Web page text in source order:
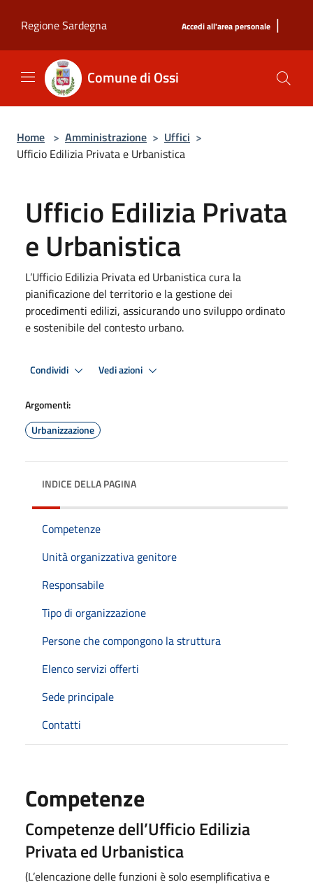
Regione Sardegna
Accedi all'area personale |
Comune di Ossi
Home > Amministrazione > Uffici >
Ufficio Edilizia Privata e Urbanistica
Ufficio Edilizia Privata
e Urbanistica
L’Ufficio Edilizia Privata ed Urbanistica cura la
pianificazione del territorio e la gestione dei
procedimenti edilizi, assicurando uno sviluppo ordinato
e sostenibile del contesto urbano.
Condividi Vedi azioni
Argomenti:
Urbanizzazione
INDICE DELLA PAGINA
Competenze
Unità organizzativa genitore
Responsabile
Tipo di organizzazione
Persone che compongono la struttura
Elenco servizi offerti
Sede principale
Contatti
Competenze
Competenze dell’Ufficio Edilizia
Privata ed Urbanistica
(L’elencazione delle funzioni è solo esemplificativa e